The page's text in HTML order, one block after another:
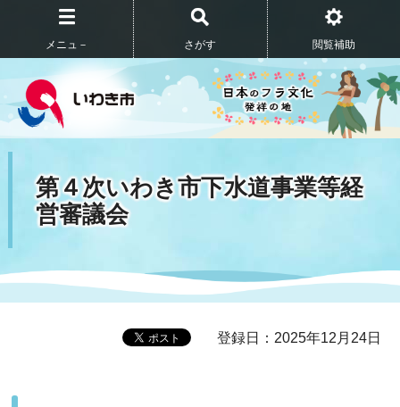
メニュ－ さがす 閲覧補助
第４次いわき市下水道事業等経
営審議会
登録日：2025年12月24日